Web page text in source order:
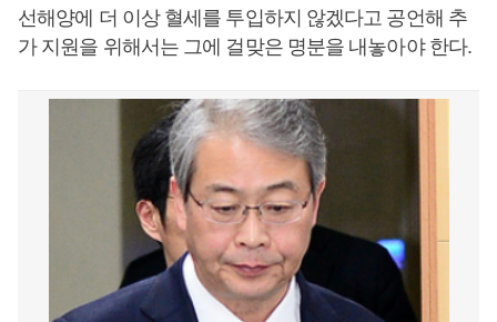
선해양에 더 이상 혈세를 투입하지 않겠다고 공언해 추
가 지원을 위해서는 그에 걸맞은 명분을 내놓아야 한다.